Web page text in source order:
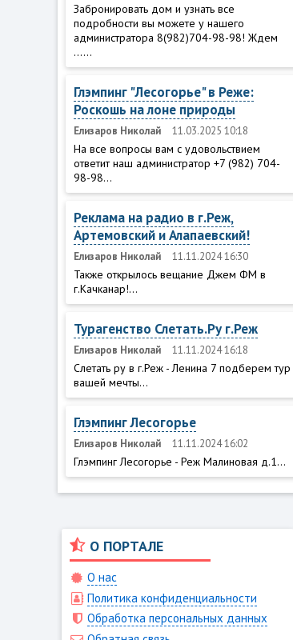
Забронировать дом и узнать все
подробности вы можете у нашего
администратора 8(982)704-98-98! Ждем
......
Глэмпинг "Лесогорье" в Реже:
Роскошь на лоне природы
Елизаров Николай 11.03.2025 10:18
На все вопросы вам с удовольствием
ответит наш администратор +7 (982) 704-
98-98...
Реклама на радио в г.Реж,
Артемовский и Алапаевский!
Елизаров Николай 11.11.2024 16:30
Также открылось вещание Джем ФМ в
г.Качканар!...
Турагенство Слетать.Ру г.Реж
Елизаров Николай 11.11.2024 16:18
Слетать ру в г.Реж - Ленина 7 подберем тур
вашей мечты...
Глэмпинг Лесогорье
Елизаров Николай 11.11.2024 16:02
Глэмпинг Лесогорье - Реж Малиновая д.1...
О ПОРТАЛЕ
О нас
Политика конфиденциальности
Обработка персональных данных